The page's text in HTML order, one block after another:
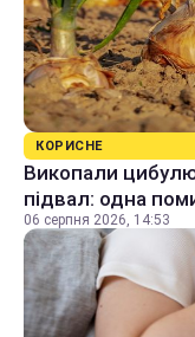
КОРИСНЕ
Викопали
підвал: одна
06 серпня 2026, 14:53